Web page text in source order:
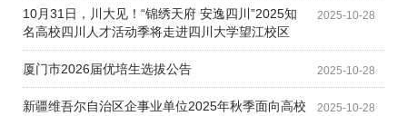
2025-10-28
10月31日，川大见！“锦绣天府 安逸四川”2025知
名高校四川人才活动季将走进四川大学望江校区
2025-10-28
厦门市2026届优培生选拔公告
2025-10-28
新疆维吾尔自治区企事业单位2025年秋季面向高校